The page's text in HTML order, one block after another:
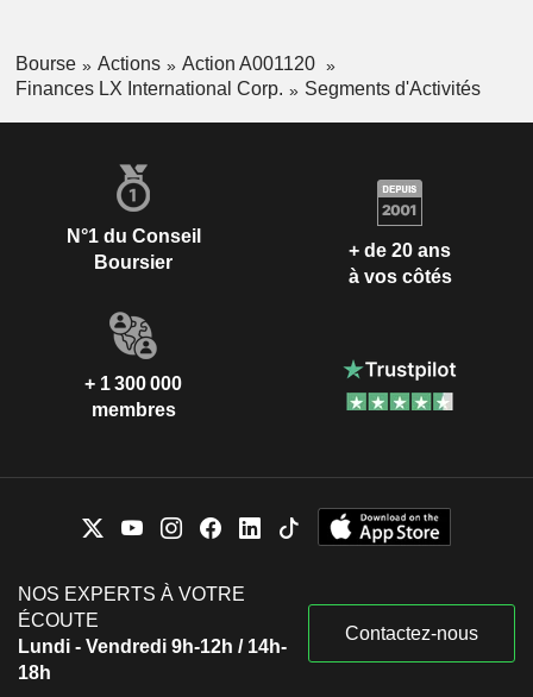
Bourse Actions
Action A001120
Finances LX International Corp.
Segments d'Activités
N°1 du Conseil
Boursier
+ de 20 ans
à vos côtés
+ 1 300 000
membres
NOS EXPERTS À VOTRE
ÉCOUTE
Lundi - Vendredi 9h-12h / 14h-
18h
Contactez-nous